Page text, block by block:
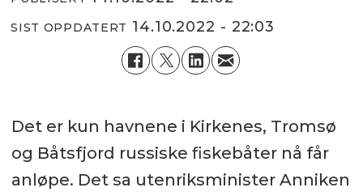
SIST OPPDATERT 14.10.2022 - 22:03
Det er kun havnene i Kirkenes, Tromsø
og Båtsfjord russiske fiskebåter nå får
anløpe. Det sa utenriksminister Anniken